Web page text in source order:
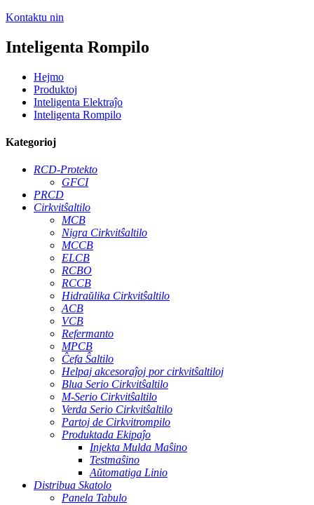
Kontaktu nin
Inteligenta Rompilo
Hejmo
Produktoj
Inteligenta Elektraĵo
Inteligenta Rompilo
Kategorioj
RCD-Protekto
GFCI
PRCD
Cirkvitŝaltilo
MCB
Nigra Cirkvitŝaltilo
MCCB
ELCB
RCBO
RCCB
Hidraŭlika Cirkvitŝaltilo
ACB
VCB
Refermanto
MPCB
Ĉefa Ŝaltilo
Helpaj akcesoraĵoj por cirkvitŝaltiloj
Blua Serio Cirkvitŝaltilo
M-Serio Cirkvitŝaltilo
Verda Serio Cirkvitŝaltilo
Partoj de Cirkvitrompilo
Produktada Ekipaĵo
Injekta Mulda Maŝino
Testmaŝino
Aŭtomatiga Linio
Distribua Skatolo
Panela Tabulo